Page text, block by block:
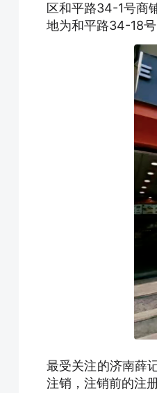
区和平路34-1号商
地为和平路34-18号
最受关注的济南薛
注销，注销前的注